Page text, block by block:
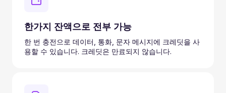
한가지 잔액으로 전부 가능
한 번 충전으로 데이터, 통화, 문자 메시지에 크레딧을 사
용할 수 있습니다. 크레딧은 만료되지 않습니다.